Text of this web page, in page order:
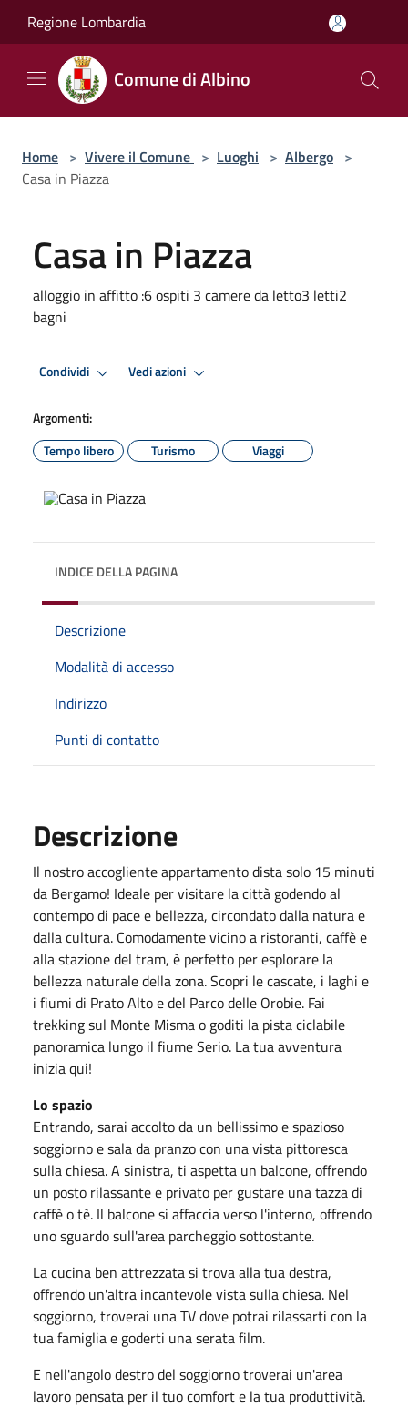
Regione Lombardia
Comune di Albino
Home > Vivere il Comune > Luoghi > Albergo >
Casa in Piazza
Casa in Piazza
alloggio in affitto :6 ospiti 3 camere da letto3 letti2
bagni
Condividi Vedi azioni
Argomenti:
Tempo libero
Turismo Viaggi
INDICE DELLA PAGINA
Descrizione
Modalità di accesso
Indirizzo
Punti di contatto
Descrizione
Il nostro accogliente appartamento dista solo 15 minuti
da Bergamo! Ideale per visitare la città godendo al
contempo di pace e bellezza, circondato dalla natura e
dalla cultura. Comodamente vicino a ristoranti, caffè e
alla stazione del tram, è perfetto per esplorare la
bellezza naturale della zona. Scopri le cascate, i laghi e
i fiumi di Prato Alto e del Parco delle Orobie. Fai
trekking sul Monte Misma o goditi la pista ciclabile
panoramica lungo il fiume Serio. La tua avventura
inizia qui!
Lo spazio
Entrando, sarai accolto da un bellissimo e spazioso
soggiorno e sala da pranzo con una vista pittoresca
sulla chiesa. A sinistra, ti aspetta un balcone, offrendo
un posto rilassante e privato per gustare una tazza di
caffè o tè. Il balcone si affaccia verso l'interno, offrendo
uno sguardo sull'area parcheggio sottostante.
La cucina ben attrezzata si trova alla tua destra,
offrendo un'altra incantevole vista sulla chiesa. Nel
soggiorno, troverai una TV dove potrai rilassarti con la
tua famiglia e goderti una serata film.
E nell'angolo destro del soggiorno troverai un'area
lavoro pensata per il tuo comfort e la tua produttività.